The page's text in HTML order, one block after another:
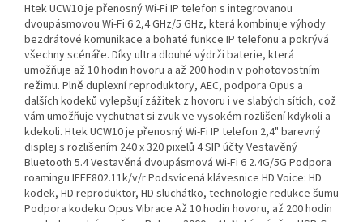
Htek UCW10 je přenosný Wi-Fi IP telefon s integrovanou
dvoupásmovou Wi-Fi 6 2,4 GHz/5 GHz, která kombinuje výhody
bezdrátové komunikace a bohaté funkce IP telefonu a pokrývá
všechny scénáře. Díky ultra dlouhé výdrži baterie, která
umožňuje až 10 hodin hovoru a až 200 hodin v pohotovostním
režimu. Plně duplexní reproduktory, AEC, podpora Opus a
dalších kodeků vylepšují zážitek z hovoru i ve slabých sítích, což
vám umožňuje vychutnat si zvuk ve vysokém rozlišení kdykoli a
kdekoli. Htek UCW10 je přenosný Wi-Fi IP telefon 2,4" barevný
displej s rozlišením 240 x 320 pixelů 4 SIP účty Vestavěný
Bluetooth 5.4 Vestavěná dvoupásmová Wi-Fi 6 2.4G/5G Podpora
roamingu IEEE802.11k/v/r Podsvícená klávesnice HD Voice: HD
kodek, HD reproduktor, HD sluchátko, technologie redukce šumu
Podpora kodeku Opus Vibrace Až 10 hodin hovoru, až 200 hodin